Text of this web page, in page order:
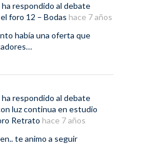
ha respondido al debate
foro 12 – Bodas hace 7 años
había una oferta que
ha respondido al debate
luz continua en estudio
Retrato hace 7 años
te animo a seguir